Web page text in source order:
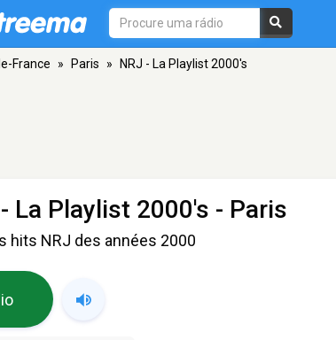
France » Paris » NRJ - La Playlist 2000's
La Playlist 2000's - Paris
hits NRJ des années 2000